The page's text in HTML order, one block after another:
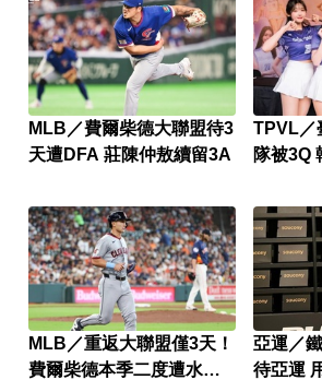
MLB／費爾柴德大聯盟待3
天遭DFA 莊陳仲敖續留3A
TPVL／
隊被3Q
MLB／重返大聯盟僅3天！
費爾柴德本季二度遭水手
亞運／
待亞運